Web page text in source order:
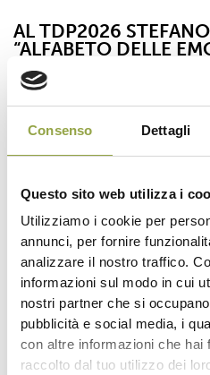
Consenso Dettagli
Questo sito web utilizza i
Utilizziamo i cookie per
annunci, per fornire
analizzare il nostro traffico.
informazioni sul modo in cui
nostri partner che si
pubblicità e social media, i
con altre informazioni che hai
raccolto dal tuo utilizzo dei
AL TDP2026
“ALFABETO DELLE
BIGLIETTI: ACQUISTA
sport e cultura, che per il
della Pace” si fa sempre
proporre, prima
Zandonai […]